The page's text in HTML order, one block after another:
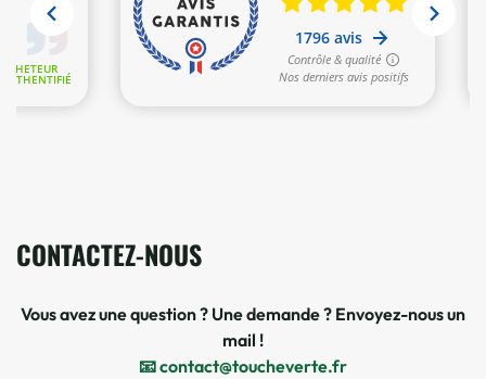
CONTACTEZ-NOUS
Vous avez une question ? Une demande ? Envoyez-nous un
mail !
📧 contact@toucheverte.fr